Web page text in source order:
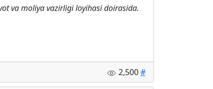
va moliya vazirligi loyihasi doirasida.
2,500#